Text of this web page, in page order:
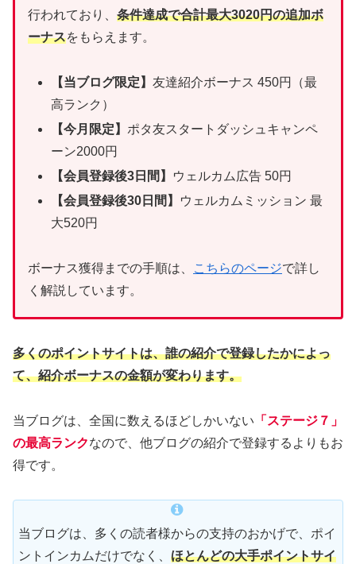
行われており、 条件達成で合計最大3020円の追加ボ
ーナスをもらえます。
【当ブログ限定】友達紹介ボーナス 450円（最
高ランク）
【今月限定】 ポタ友スタートダッシュキャンペ
ーン2000円
【会員登録後3日間】
ウェルカム広告 50円
【会員登録後30日間】
ウェルカムミッション 最
大520円
ボーナス獲得までの手順は、 こちらのページで詳し
く解説しています。
多くのポイントサイトは、誰の紹介で登録したかによっ
て、紹介ボーナスの金額が変わります。
当ブログは、全国に数えるほどしかいない 「ステージ７」
の最高ランクなので、他ブログの紹介で登録するよりもお
得です。
当ブログは、多くの読者様からの支持のおかげで、ポイ
ントインカムだけでなく、 ほとんどの大手ポイントサイ